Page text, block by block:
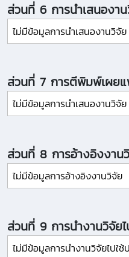
ส่วนที่ 6 การนำเสนองา
ไม่มีข้อมูลการนำเสนองานวิจัย
ส่วนที่ 7 การตีพิมพ์เผย
ไม่มีข้อมูลการนำเสนองานวิจัย
ส่วนที่ 8 การอ้างอิงงาน
ไม่มีข้อมูลการอ้างอิงงานวิจัย
ส่วนที่ 9 การนำงานวิจัยไ
ไม่มีข้อมูลการนำงานวิจัยไปใช้